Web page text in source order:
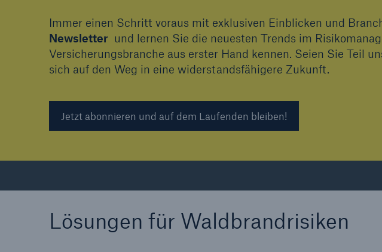
Immer einen Schritt voraus mit exklusiven Einblicken und
Newsletter und lernen Sie die neuesten Trends im
Versicherungsbranche aus erster Hand kennen. Seien Sie Teil
sich auf den Weg in eine widerstandsfähigere Zukunft.
Jetzt abonnieren und auf dem Laufenden bleiben!
Lösungen für Waldbrandrisiken